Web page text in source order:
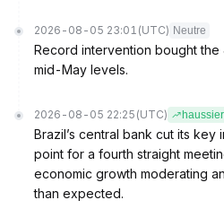
2026-08-05 23:01 (UTC) Neutre
Record intervention bought the
mid-May levels.
2026-08-05 22:25 (UTC) haussier
Brazil’s central bank cut its
point for a fourth straight
economic growth moderating
than expected.